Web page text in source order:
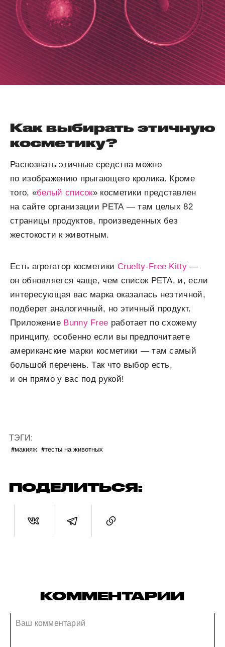
Как выбирать этичную
косметику?
Распознать этичные средства можно
по изображению прыгающего кролика. Кроме
того, «белый список» косметики представлен
на сайте организации PETA — там целых 82
страницы продуктов, произведенных без
жестокости к животным.
Есть агрегатор косметики Cruelty-Free Kitty—
он обновляется чаще, чем список PETA, и, если
интересующая вас марка оказалась неэтичной,
подберет аналогичный, но этичный продукт.
Приложение Bunny Free работает по схожему
принципу, особенно если вы предпочитаете
американские марки косметики — там самый
большой перечень. Так что выбор есть,
и он прямо у вас под рукой!
ТЭГИ:
#макияж #тесты на животных
ПОДЕЛИТЬСЯ:
КОММЕНТАРИИ